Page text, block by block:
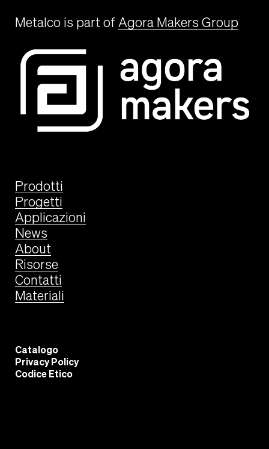
Metalco is part of Agora Makers Group
Prodotti
Progetti
Applicazioni
News
About
Risorse
Contatti
Materiali
Catalogo
Privacy Policy
Codice Etico